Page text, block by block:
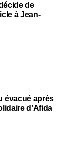
de
à Jean-
évacué après
d’Afida